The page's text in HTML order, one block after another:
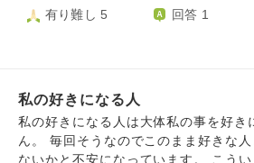
のままではダメだと焦る反面、前に進
ラしてしまったこともありました。 いまは 相手は私が喋り
かけると嫌そうな顔をするし挨拶して
挨拶だけで警戒されると思うのでも
有り難し 5 回答 1
私の好きになる人
私の好きになる人は大体私の事を好き
ん。 毎回そうなのでこのまま好きな
ないかと不安になっています。 こうい